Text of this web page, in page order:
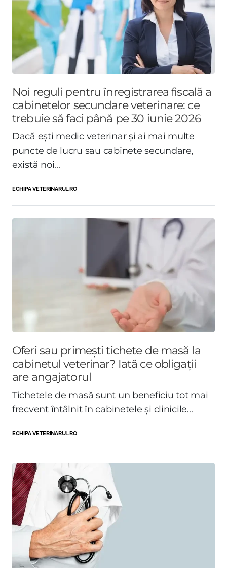
Noi reguli pentru înregistrarea fiscală a
cabinetelor secundare veterinare: ce
trebuie să faci până pe 30 iunie 2026
Dacă ești medic veterinar și ai mai multe
puncte de lucru sau cabinete secundare,
există noi...
ECHIPA VETERINARUL.RO
Oferi sau primești tichete de masă la
cabinetul veterinar? Iată ce obligații
are angajatorul
Tichetele de masă sunt un beneficiu tot mai
frecvent întâlnit în cabinetele și clinicile...
ECHIPA VETERINARUL.RO